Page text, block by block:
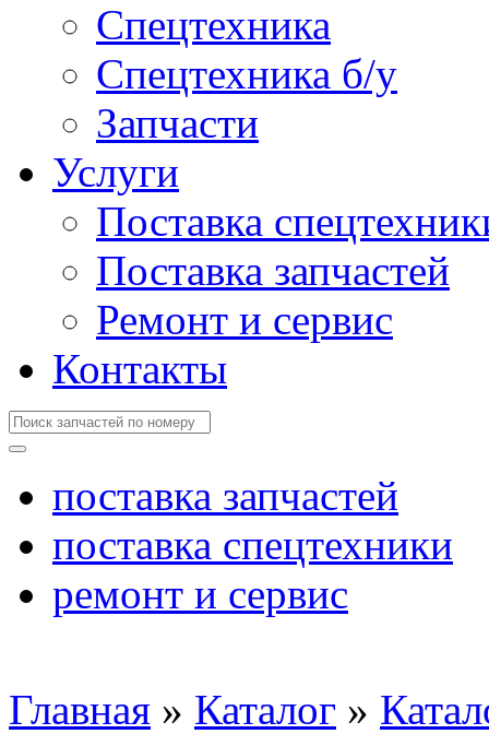
Спецтехника
Спецтехника б/у
Запчасти
Услуги
Поставка
Поставка запчастей
Ремонт и сервис
Контакты
поставка запчастей
поставка спецтехники
ремонт и сервис
Главная » Каталог »